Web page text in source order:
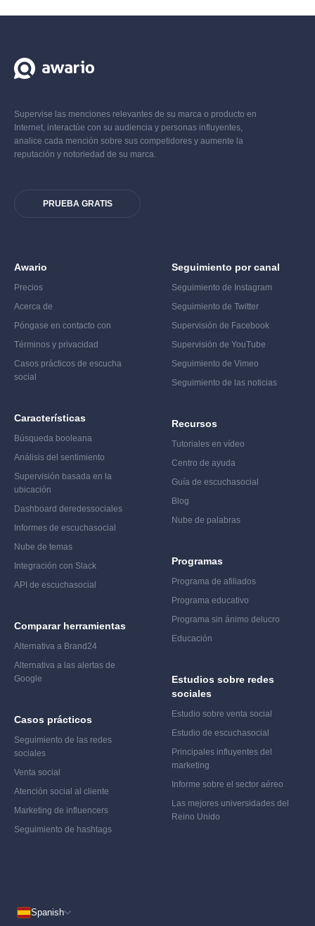
Supervise las menciones relevantes de su marca o producto en
Internet, interactúe con su audiencia y personas influyentes,
analice cada mención sobre sus competidores y aumente la
reputación y notoriedad de su marca.
PRUEBA GRATIS
Awario
Precios
Acerca de
Póngase en contacto con
Términos y privacidad
Casos prácticos de escucha
social
Características
Búsqueda booleana
Análisis del sentimiento
Supervisión basada en la
ubicación
Dashboard deredessociales
Informes de escuchasocial
Nube de temas
Integración con Slack
API de escuchasocial
Comparar herramientas
Alternativa a Brand24
Alternativa a las alertas de
Google
Casos prácticos
Seguimiento de las redes
sociales
Venta social
Atención social al cliente
Marketing de influencers
Seguimiento de hashtags
Seguimiento por canal
Seguimiento de Instagram
Seguimiento de Twitter
Supervisión de Facebook
Supervisión de YouTube
Seguimiento de Vimeo
Seguimiento de las noticias
Recursos
Tutoriales en vídeo
Centro de ayuda
Guía de escuchasocial
Blog
Nube de palabras
Programas
Programa de afiliados
Programa educativo
Programa sin ánimo de lucro
Educación
Estudios sobre redes
sociales
Estudio sobre venta social
Estudio de escuchasocial
Principales influyentes del
marketing
Informe sobre el sector aéreo
Las mejores universidades del
Reino Unido
Spanish